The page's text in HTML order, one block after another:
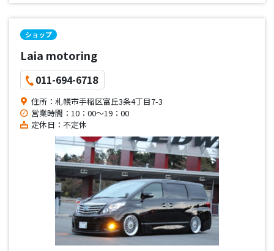
ショップ
Laia motoring
011-694-6718
住所：札幌市手稲区富丘3条4丁目7-3
営業時間：10：00～19：00
定休日：不定休